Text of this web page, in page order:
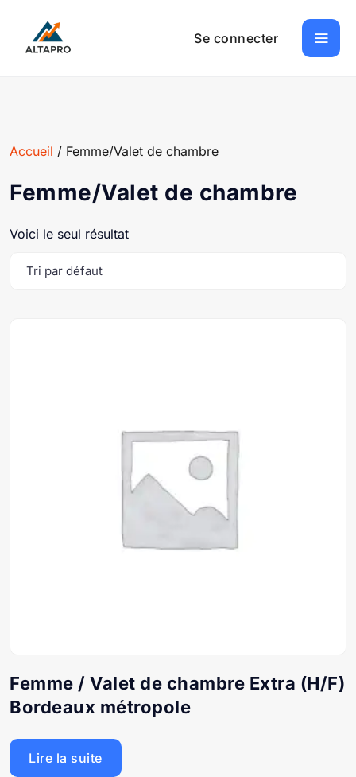
Se connecter
Accueil / Femme/Valet de chambre
Femme/Valet de chambre
Voici le seul résultat
Femme / Valet de chambre Extra (H/F)
Bordeaux métropole
Lire la suite